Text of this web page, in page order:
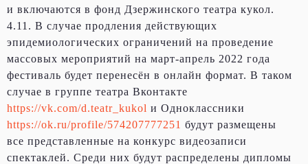
и включаются в фонд Дзержинского театра кукол.
4.11. В случае продления действующих
эпидемиологических ограничений на проведение
массовых мероприятий на март-апрель 2022 года
фестиваль будет перенесён в онлайн формат. В таком
случае в группе театра Вконтакте
https://vk.com/d.teatr_kukol и Одноклассники
https://ok.ru/profile/574207777251 будут размещены
все представленные на конкурс видеозаписи
спектаклей. Среди них будут распределены дипломы